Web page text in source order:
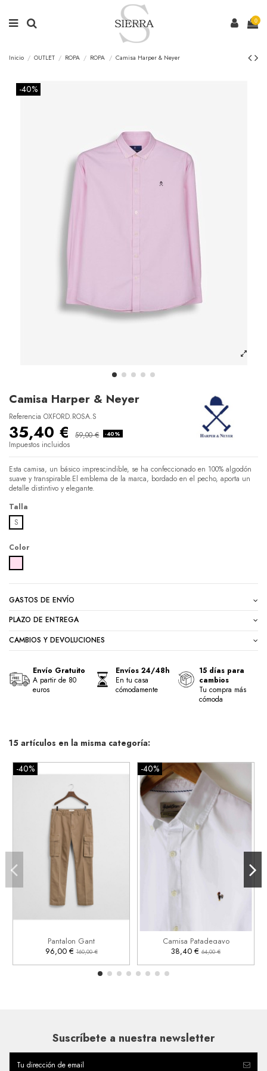
0
Inicio OUTLET ROPA ROPA Camisa Harper & Neyer
-40%
Camisa Harper & Neyer
Referencia OXFORD.ROSA.S
35,40 € 59,00 € -40%
Impuestos incluidos
Esta camisa, un básico imprescindible, se ha confeccionado en 100% algodón
suave y transpirable.El emblema de la marca, bordado en el pecho, aporta un
detalle distintivo y elegante.
Talla
S
Color
GASTOS DE ENVÍO
PLAZO DE ENTREGA
CAMBIOS Y DEVOLUCIONES
Envío Gratuito
A partir de 80
euros
Envíos 24/48h
En tu casa
cómodamente
15 días para
cambios
Tu compra más
cómoda
15 artículos en la misma categoría:
-40%
Pantalon Gant
96,00 €160,00 €
Añadir al carrito
-40%
Camisa Patadegayo
38,40 € 64,00 €
 Añadir al carrito
Suscríbete a nuestra newsletter